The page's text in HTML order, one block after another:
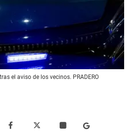
el aviso de los vecinos. PRADERO